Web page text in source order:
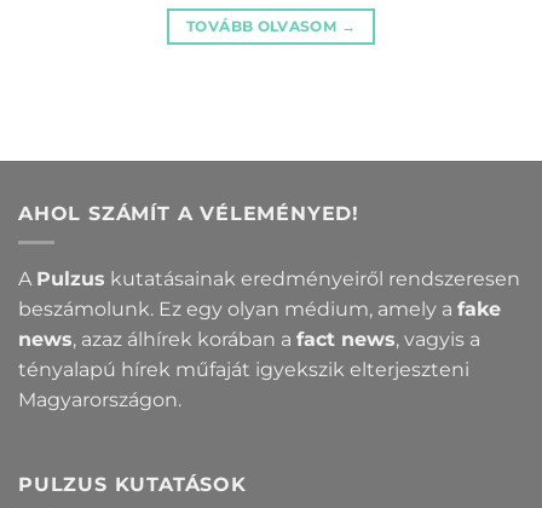
TOVÁBB OLVASOM →
AHOL SZÁMÍT A VÉLEMÉNYED!
A Pulzus kutatásainak eredményeiről rendszeresen
beszámolunk. Ez egy olyan médium, amely a fake
news, azaz álhírek korában a fact news, vagyis a
tényalapú hírek műfaját igyekszik elterjeszteni
Magyarországon.
PULZUS KUTATÁSOK